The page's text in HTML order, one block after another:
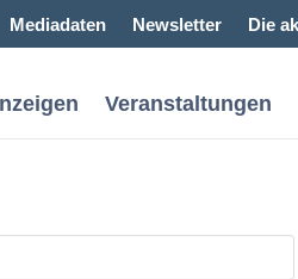
Mediadaten Newsletter Die
Veranstaltungen